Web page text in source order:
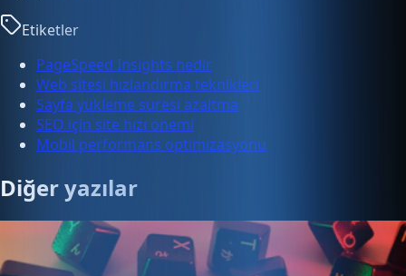
Etiketler
PageSpeed Insights nedir
Web sitesi hızlandırma teknikleri
Sayfa yükleme süresi azaltma
SEO için site hızı önemi
Mobil performans optimizasyonu
Diğer yazılar